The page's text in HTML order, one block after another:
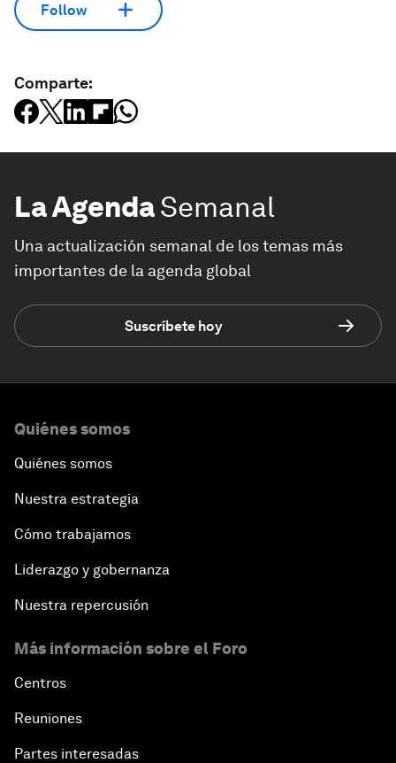
Follow
Comparte:
La AgendaSemanal
Una actualización semanal de los temas más
importantes de la agenda global
Suscríbete hoy
Quiénes somos
Quiénes somos
Nuestra estrategia
Cómo trabajamos
Liderazgo y gobernanza
Nuestra repercusión
Más información sobre el Foro
Centros
Reuniones
Partes interesadas